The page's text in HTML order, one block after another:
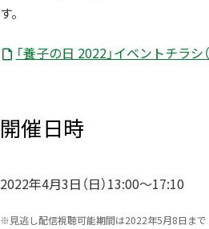
す。
「養子の日 2022」イベントチラシ
開催日時
2022年4月3日（日）13:00～17:10
※見逃し配信視聴可能期間は2022年5月8日まで